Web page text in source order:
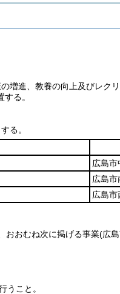
増進、教養の向上及びレク
る。
る。
広島
広島
広島
おおむね次に掲げる事業(広
うこと。